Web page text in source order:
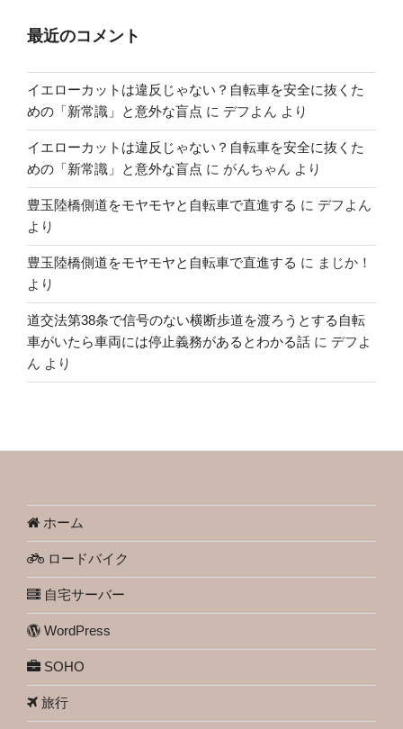
最近のコメント
イエローカットは違反じゃない？自転車を安全に抜くた
めの「新常識」と意外な盲点 に デフよん より
イエローカットは違反じゃない？自転車を安全に抜くた
めの「新常識」と意外な盲点 に がんちゃん より
豊玉陸橋側道をモヤモヤと自転車で直進する に デフよん
より
豊玉陸橋側道をモヤモヤと自転車で直進する に まじか！
より
道交法第38条で信号のない横断歩道を渡ろうとする自転
車がいたら車両には停止義務があるとわかる話 に デフよ
ん より
ホーム
ロードバイク
自宅サーバー
WordPress
SOHO
旅行